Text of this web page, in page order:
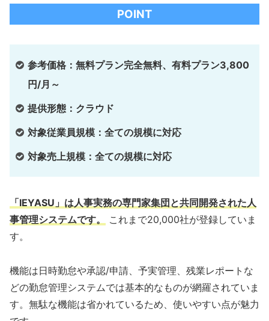
POINT
参考価格：無料プラン完全無料、有料プラン3,800
円/月～
提供形態：クラウド
対象従業員規模：全ての規模に対応
対象売上規模：全ての規模に対応
「IEYASU」は人事実務の専門家集団と共同開発された人
事管理システムです。
これまで20,000社が登録していま
す。
機能は日時勤怠や承認/申請、予実管理、残業レポートな
どの勤怠管理システムでは基本的なものが網羅されていま
す。無駄な機能は省かれているため、使いやすい点が魅力